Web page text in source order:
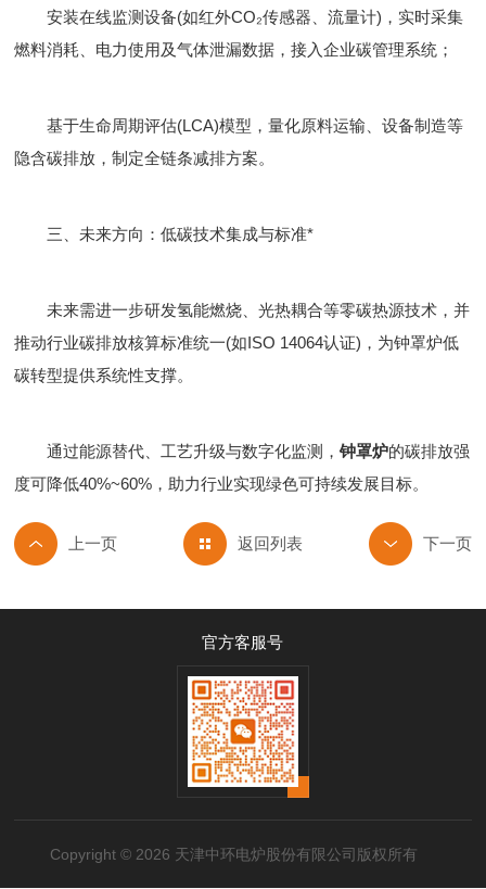
安装在线监测设备(如红外CO₂传感器、流量计)，实时采集
燃料消耗、电力使用及气体泄漏数据，接入企业碳管理系统；
基于生命周期评估(LCA)模型，量化原料运输、设备制造等
隐含碳排放，制定全链条减排方案。
​三、未来方向：低碳技术集成与标准*
未来需进一步研发氢能燃烧、光热耦合等零碳热源技术，并
推动行业碳排放核算标准统一(如ISO 14064认证)，为钟罩炉低
碳转型提供系统性支撑。
通过能源替代、工艺升级与数字化监测，钟罩炉的碳排放强
度可降低40%~60%，助力行业实现绿色可持续发展目标。
返回列表
官方客服号
Copyright © 2026 天津中环电炉股份有限公司版权所有